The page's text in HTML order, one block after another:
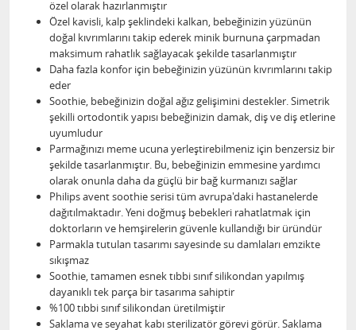
özel olarak hazırlanmıştır
Özel kavisli, kalp şeklindeki kalkan, bebeğinizin yüzünün
doğal kıvrımlarını takip ederek minik burnuna çarpmadan
maksimum rahatlık sağlayacak şekilde tasarlanmıştır
Daha fazla konfor için bebeğinizin yüzünün kıvrımlarını takip
eder
Soothie, bebeğinizin doğal ağız gelişimini destekler. Simetrik
şekilli ortodontik yapısı bebeğinizin damak, diş ve diş etlerine
uyumludur
Parmağınızı meme ucuna yerleştirebilmeniz için benzersiz bir
şekilde tasarlanmıştır. Bu, bebeğinizin emmesine yardımcı
olarak onunla daha da güçlü bir bağ kurmanızı sağlar
Philips avent soothie serisi tüm avrupa'daki hastanelerde
dağıtılmaktadır. Yeni doğmuş bebekleri rahatlatmak için
doktorların ve hemşirelerin güvenle kullandığı bir üründür
Parmakla tutulan tasarımı sayesinde su damlaları emzikte
sıkışmaz
Soothie, tamamen esnek tıbbi sınıf silikondan yapılmış
dayanıklı tek parça bir tasarıma sahiptir
%100 tıbbi sınıf silikondan üretilmiştir
Saklama ve seyahat kabı sterilizatör görevi görür. Saklama